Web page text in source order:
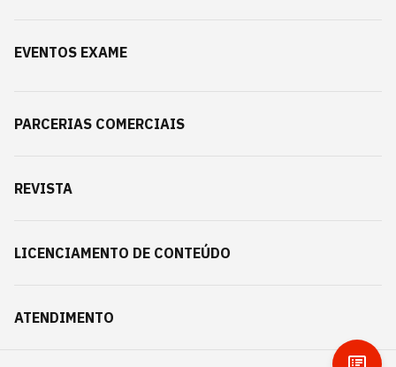
EVENTOS EXAME
PARCERIAS COMERCIAIS
REVISTA
LICENCIAMENTO DE CONTEÚDO
ATENDIMENTO